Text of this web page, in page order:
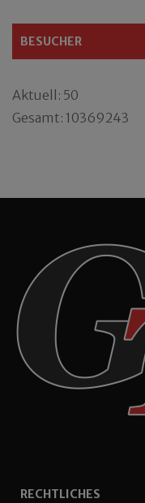
BESUCHER
Aktuell: 50
Gesamt: 10369243
RECHTLICHES